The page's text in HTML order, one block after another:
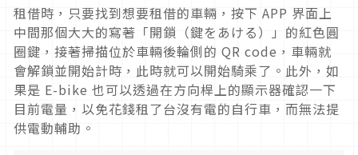
租借時，只要找到想要租借的車輛，按下 APP 界面上
中間那個大大的寫著「開鎖（鍵をあける）」的紅色圓
圈鍵，接著掃描位於車輛後輪側的 QR code，車輛就
會解鎖並開始計時，此時就可以開始騎乘了。此外，如
果是 E-bike 也可以透過在方向桿上的顯示器確認一下
目前電量，以免花錢租了台沒有電的自行車，而無法提
供電動輔助。